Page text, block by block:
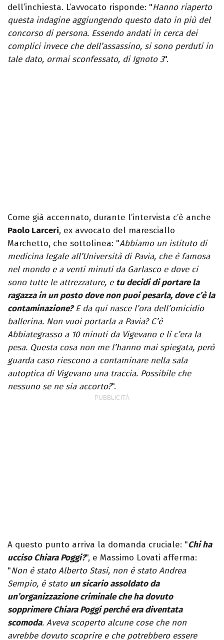
dell’inchiesta. L’avvocato risponde: "Hanno riaperto
questa indagine aggiungendo questo dato in più del
concorso di persona. Essendo andati in cerca dei
complici invece che dell’assassino, si sono perduti in
tale dato, ormai sconfessato, di Ignoto 3".
Come già accennato, durante l’intervista c’è anche
Paolo Larceri, ex avvocato del maresciallo
Marchetto, che sottolinea: "Abbiamo un istituto di
medicina legale all’Università di Pavia, che è famosa
nel mondo e a venti minuti da Garlasco e dove ci
sono tutte le attrezzature, e tu decidi di portare la
ragazza in un posto dove non puoi pesarla, dove c’è la
contaminazione?E da qui nasce l’ora dell’omicidio
ballerina. Non vuoi portarla a Pavia? C’è
Abbiategrasso a 10 minuti da Vigevano e lì c’era la
pesa. Questa cosa non me l’hanno mai spiegata, però
guarda caso riescono a contaminare nella sala
autoptica di Vigevano una traccia. Possibile che
nessuno se ne sia accorto?".
A questo punto arriva la domanda cruciale: "Chi ha
ucciso Chiara Poggi?", e Massimo Lovati afferma:
"Non è stato Alberto Stasi, non è stato Andrea
Sempio, è stato un sicario assoldato da
un’organizzazione criminale che ha dovuto
sopprimere Chiara Poggi perché era diventata
scomoda. Aveva scoperto alcune cose che non
avrebbe dovuto scoprire e che potrebbero essere